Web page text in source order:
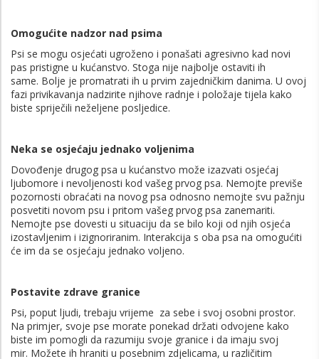
Omogućite nadzor nad psima
Psi se mogu osjećati ugroženo i ponašati agresivno kad novi
pas pristigne u kućanstvo. Stoga nije najbolje ostaviti ih
same. Bolje je promatrati ih u prvim zajedničkim danima. U ovoj
fazi privikavanja nadzirite njihove radnje i položaje tijela kako
biste spriječili neželjene posljedice.
Neka se osjećaju jednako voljenima
Dovođenje drugog psa u kućanstvo može izazvati osjećaj
ljubomore i nevoljenosti kod vašeg prvog psa. Nemojte previše
pozornosti obraćati na novog psa odnosno nemojte svu pažnju
posvetiti novom psu i pritom vašeg prvog psa zanemariti.
Nemojte pse dovesti u situaciju da se bilo koji od njih osjeća
izostavljenim i izignoriranim. Interakcija s oba psa na omogućiti
će im da se osjećaju jednako voljeno.
Postavite zdrave granice
Psi, poput ljudi, trebaju vrijeme za sebe i svoj osobni prostor.
Na primjer, svoje pse morate ponekad držati odvojene kako
biste im pomogli da razumiju svoje granice i da imaju svoj
mir. Možete ih hraniti u posebnim zdjelicama, u različitim